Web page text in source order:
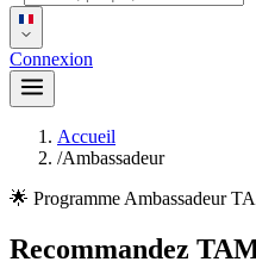
Connexion
Accueil
/Ambassadeur
🌟 Programme Ambassadeur
Recommandez